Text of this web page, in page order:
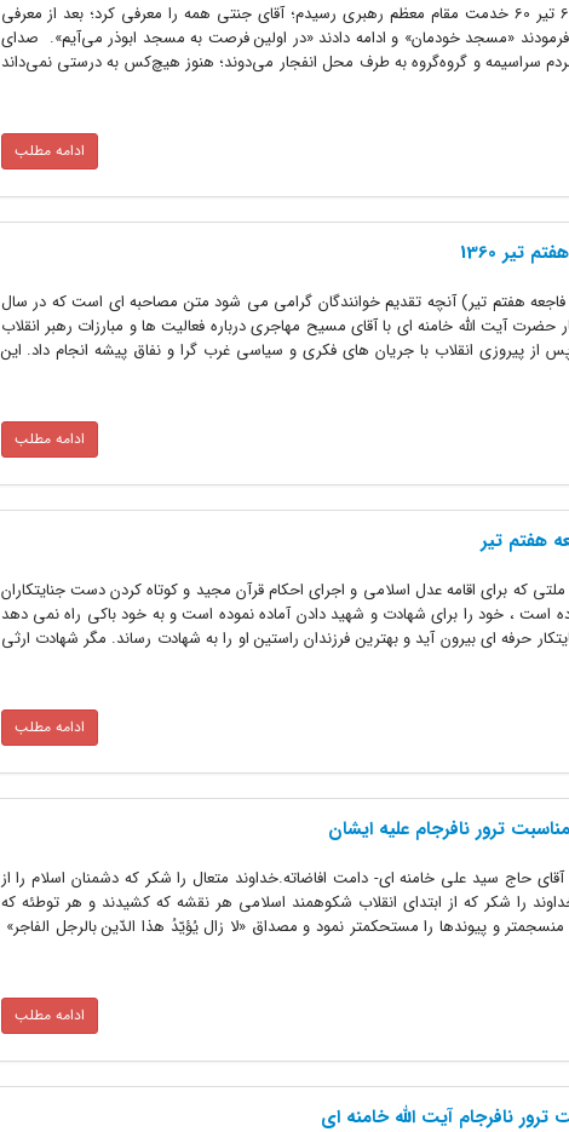
حجت‌الاسلام رضا مطلبی گفت: بعد از حادثه 6 تیر 60 خدمت مقام معظم رهبری رسیدم؛ آقای جنتی همه را معرفی کرد؛ بعد از معرفی
«مسجد خودمان» و ادامه دادند «در اولین فرصت به مسجد ابوذر می‌آیم». صدای
سراسیمه و گروه‌گروه به طرف محل انفجار می‌دوند؛ هنوز هیچ‌کس به درستی نمی‌داند
ادامه مطلب
1360
هفتم تیر) آنچه تقدیم خوانندگان گرامی می شود متن مصاحبه ای است که در سال
حضرت آیت الله خامنه ای با آقای مسیح مهاجری درباره فعالیت ها و مبارزات رهبر انقلاب
از پیروزی انقلاب با جریان های فکری و سیاسی غرب گرا و نفاق پیشه انجام داد. این
ادامه مطلب
هفتم تیر
ملتى که براى اقامه عدل اسلامى و اجراى احکام قرآن مجید و کوتاه کردن دست جنایتکاران
است ، خود را براى شهادت و شهید دادن آماده نموده است و به خود باکى راه نمى دهد
حرفه اى بیرون آید و بهترین فرزندان راستین او را به شهادت رساند. مگر شهادت ارثى
ادامه مطلب
ترور نافرجام علیه ایشان‏
حاج سید على خامنه‏ اى- دامت افاضاته.خداوند متعال را شکر که دشمنان اسلام را از
را شکر که از ابتداى انقلاب شکوهمند اسلامى هر نقشه که کشیدند و هر توطئه که
و پیوندها را مستحکم‏تر نمود و مصداق «لا زال یُؤیّدُ هذا الدّین بالرجل الفاجر»
ادامه مطلب
نافرجام آیت الله خامنه اى